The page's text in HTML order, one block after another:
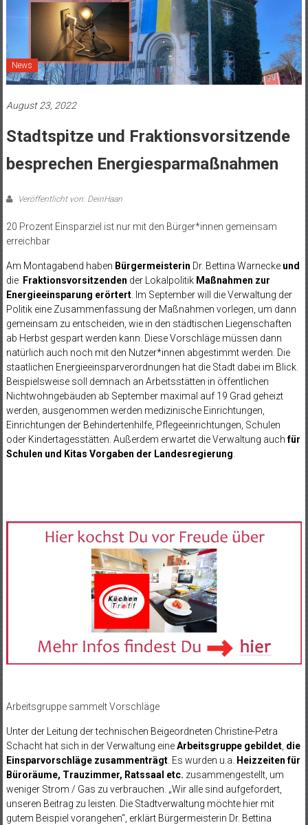
News
August 23, 2022
Stadtspitze und Fraktionsvorsitzende
besprechen Energiesparmaßnahmen
Veröffentlicht von: DeinHaan
20 Prozent Einsparziel ist nur mit den Bürger*innen gemeinsam
erreichbar
Am Montagabend haben Bürgermeisterin Dr. Bettina Warnecke und
die Fraktionsvorsitzenden der Lokalpolitik Maßnahmen zur
Energieeinsparung erörtert. Im September will die Verwaltung der
Politik eine Zusammenfassung der Maßnahmen vorlegen, um dann
gemeinsam zu entscheiden, wie in den städtischen Liegenschaften
ab Herbst gespart werden kann. Diese Vorschläge müssen dann
natürlich auch noch mit den Nutzer*innen abgestimmt werden. Die
staatlichen Energieeinsparverordnungen hat die Stadt dabei im Blick.
Beispielsweise soll demnach an Arbeitsstätten in öffentlichen
Nichtwohngebäuden ab September maximal auf 19 Grad geheizt
werden, ausgenommen werden medizinische Einrichtungen,
Einrichtungen der Behindertenhilfe, Pflegeeinrichtungen, Schulen
oder Kindertagesstätten. Außerdem erwartet die Verwaltung auchfür
Schulen und Kitas Vorgaben der Landesregierung
Arbeitsgruppe sammelt Vorschläge
Unter der Leitung der technischen Beigeordneten Christine-Petra
Schacht hat sich in der Verwaltung eineArbeitsgruppe gebildet, die
Einsparvorschläge zusammenträgt. Es wurden u.a.
Heizzeiten für
Büroräume, Trauzimmer, Ratssaal etc. zusammengestellt, um
weniger Strom / Gas zu verbrauchen. „Wir alle sind aufgefordert,
unseren Beitrag zu leisten. Die Stadtverwaltung möchte hier mit
gutem Beispiel vorangehen“, erklärt Bürgermeisterin Dr. Bettina